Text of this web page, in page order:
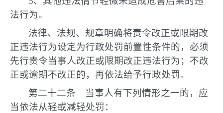
法行为。
法律、法规、规章明确将责令改正或限期改
正违法行为设定为行政处罚前置性条件的，必须
先行责令当事人改正或限期改正违法行为；不改
正或逾期不改正的，再依法给予行政处罚。
第二十二条 当事人有下列情形之一的，应
当依法从轻或减轻处罚：